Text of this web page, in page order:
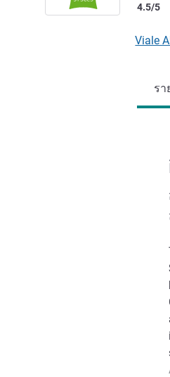
คะแนน
4.5/5
Viale
รา